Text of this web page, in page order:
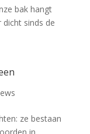
bak hangt
sinds de
ze bestaan